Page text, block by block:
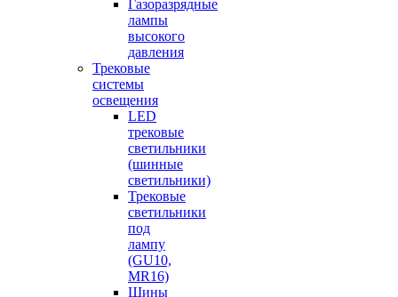
Газоразрядные
лампы
высокого
давления
Трековые
системы
освещения
LED
трековые
светильники
(шинные
светильники)
Трековые
светильники
под
лампу
(GU10,
MR16)
Шины